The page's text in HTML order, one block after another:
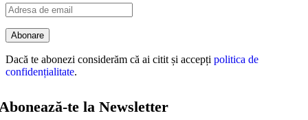
Dacă te abonezi considerăm că ai citit și accepți politica de
confidențialitate.
te la Newsletter